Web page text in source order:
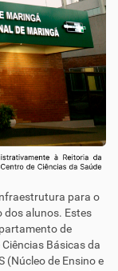
para o
dos alunos. Estes
de
Básicas da
(Núcleo de Ensino e